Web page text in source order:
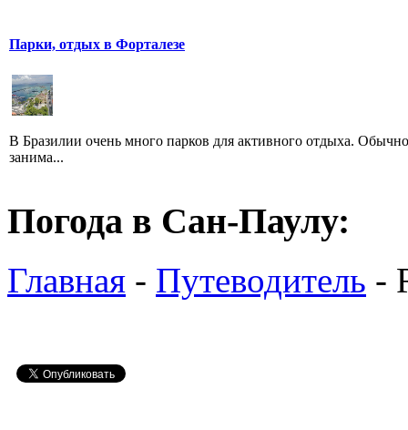
Парки, отдых в Форталезе
В Бразилии очень много парков для активного отдыха.
занима...
Погода в Сан-Паулу:
Главная - Путеводитель -